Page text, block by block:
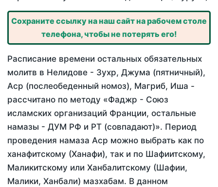
Сохраните ссылку на наш сайт на рабочем столе
телефона, чтобы не потерять его!
Расписание времени остальных обязательных
молитв в Нелидове - Зухр, Джума (пятничный),
Аср (послеобеденный номоз), Магриб, Иша -
рассчитано по методу «Фаджр - Союз
исламских организаций Франции, остальные
намазы - ДУМ РФ и РТ (совпадают)». Период
проведения намаза Аср можно выбрать как по
ханафитскому (Ханафи), так и по Шафиитскому,
Маликитскому или Ханбалитскому (Шафии,
Малики, Ханбали) мазхабам. В данном